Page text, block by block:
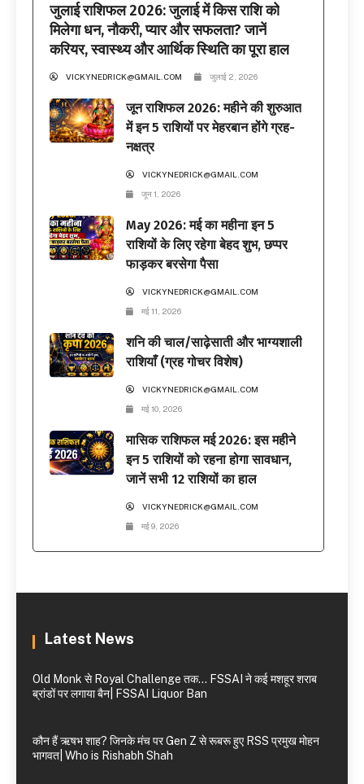
जुलाई राशिफल 2026: जुलाई में किस राशि को
मिलेगा धन, नौकरी, प्यार और सफलता? जानें
करियर, स्वास्थ्य और आर्थिक स्थिति का पूरा हाल
VICKYNEDRICK@GMAIL.COM जुलाई 2, 2026
जून राशिफल 2026: महीने की शुरुआत
में इन 5 राशियों पर मेहरबान होंगे ग्रह-
नक्षत्र
VICKYNEDRICK@GMAIL.COM
जून 1, 2026
May 2026: मई का महीना इन 5
राशियों के लिए रहेगा बेहद शुभ, छप्पर
फाड़कर बरसेगा पैसा
VICKYNEDRICK@GMAIL.COM
मई 11, 2026
शनि की चाल/साढ़ेसाती और भाग्यशाली
राशियाँ (ग्रह गोचर विशेष)
VICKYNEDRICK@GMAIL.COM
मई 10, 2026
मासिक राशिफल मई 2026: इस महीने
इन 5 राशियों को रहना होगा सावधान,
जानें सभी 12 राशियों का हाल
VICKYNEDRICK@GMAIL.COM
मई 9, 2026
Latest News
Old Monk से Royal Challenge तक… FSSAI ने कई मशहूर शराब
ब्रांडों पर लगाया बैन| FSSAI Liquor Ban
कौन हैं ऋषभ शाह? जिनके मंच पर Gen Z से रूबरू हुए RSS प्रमुख मोहन
भागवत| Who is Rishabh Shah